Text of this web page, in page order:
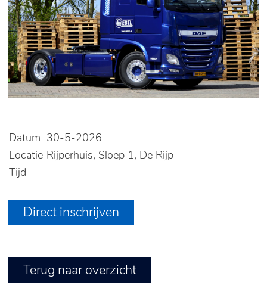
Datum
30-5-2026
Locatie Rijperhuis, Sloep 1, De Rijp
Tijd
Direct inschrijven
Terug naar overzicht